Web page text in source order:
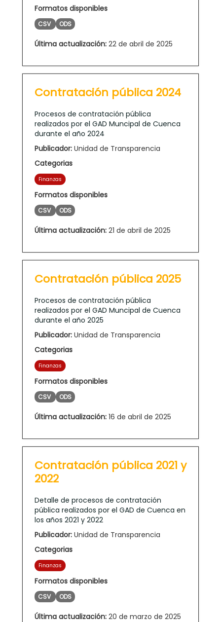
Formatos disponibles
CSV ODS
Última actualización: 22 de abril de 2025
Contratación pública 2024
Procesos de contratación pública
realizados por el GAD Muncipal de Cuenca
durante el año 2024
Publicador: Unidad de Transparencia
Categorias
Finanzas
Formatos disponibles
CSV ODS
Última actualización: 21 de abril de 2025
Contratación pública 2025
Procesos de contratación pública
realizados por el GAD Muncipal de Cuenca
durante el año 2025
Publicador: Unidad de Transparencia
Categorias
Finanzas
Formatos disponibles
CSV ODS
Última actualización: 16 de abril de 2025
Contratación pública 2021 y
2022
Detalle de procesos de contratación
pública realizados por el GAD de Cuenca en
los años 2021 y 2022
Publicador: Unidad de Transparencia
Categorias
Finanzas
Formatos disponibles
CSV ODS
Última actualización: 20 de marzo de 2025